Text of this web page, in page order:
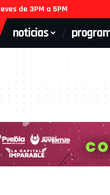
de 3PM a 5PM
noticias